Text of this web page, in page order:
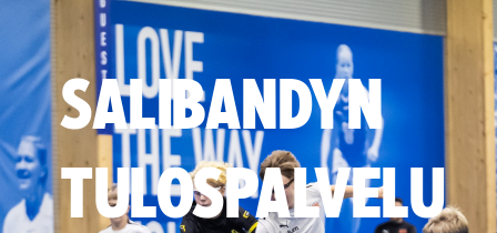
SALIBANDYN
TULOSPALVELU